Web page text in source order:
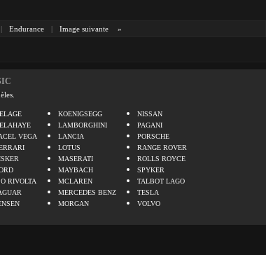
| Endurance | Image suivante »
VEGA
RIVOLTA
KOENIGSEGG
LAMBORGHINI
LANCIA
LOTUS
MASERATI
MAYBACH
MCLAREN
MERCEDES BENZ
MORGAN
NISSAN
PAGANI
PORSCHE
RANGE ROVER
ROLLS ROYCE
SPYKER
TALBOT LAGO
TESLA
VOLVO